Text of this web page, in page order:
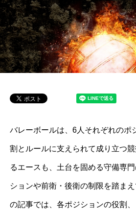
バレーボールは、6人それぞれのポ
割とルールに支えられて成り立つ
るエースも、土台を固める守備専
ションや前衛・後衛の制限を踏ま
の記事では、各ポジションの役割